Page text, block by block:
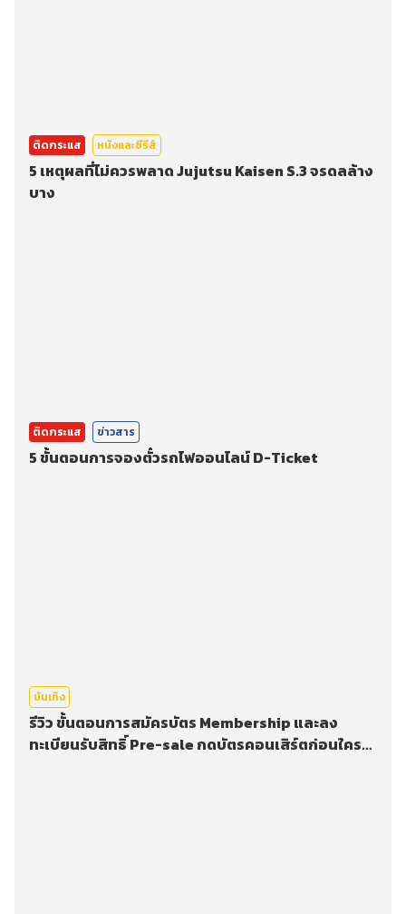
ติดกระแส หนังและซีรีส์
5 เหตุผลที่ไม่ควรพลาด Jujutsu Kaisen S.3 จรดลล้าง
บาง
ติดกระแส ข่าวสาร
5 ขั้นตอนการจองตั๋วรถไฟออนไลน์ D-Ticket
บันเทิง
รีวิว ขั้นตอนการสมัครบัตร Membership และลง
ทะเบียนรับสิทธิ์ Pre-sale กดบัตรคอนเสิร์ตก่อนใคร